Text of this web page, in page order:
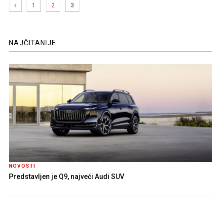
1 2 3
NAJČITANIJE
NOVOSTI
Predstavljen je Q9, najveći Audi SUV